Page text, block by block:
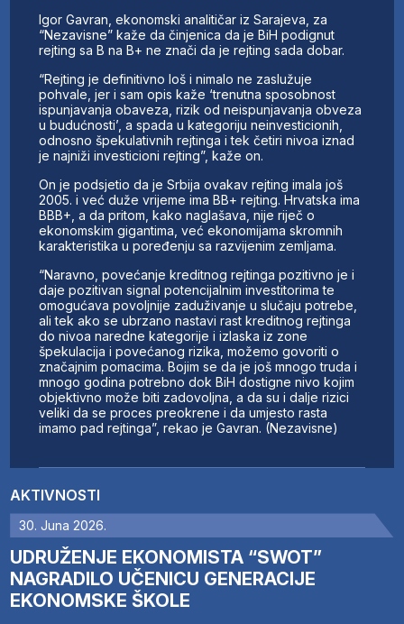
AKTIVNOSTI
30. Juna 2026.
UDRUŽENJE EKONOMISTA “SWOT”
NAGRADILO UČENICU GENERACIJE
EKONOMSKE ŠKOLE
Igor Gavran, ekonomski analitičar iz Sarajeva, za
“Nezavisne” kaže da činjenica da je BiH podignut
rejting sa B na B+ ne znači da je rejting sada dobar.
“Rejting je definitivno loš i nimalo ne zaslužuje
pohvale, jer i sam opis kaže ‘trenutna sposobnost
ispunjavanja obaveza, rizik od neispunjavanja obveza
u budućnosti’, a spada u kategoriju neinvesticionih,
odnosno špekulativnih rejtinga i tek četiri nivoa iznad
je najniži investicioni rejting”, kaže on.
On je podsjetio da je Srbija ovakav rejting imala još
2005. i već duže vrijeme ima BB+ rejting. Hrvatska ima
BBB+, a da pritom, kako naglašava, nije riječ o
ekonomskim gigantima, već ekonomijama skromnih
karakteristika u poređenju sa razvijenim zemljama.
“Naravno, povećanje kreditnog rejtinga pozitivno je i
daje pozitivan signal potencijalnim investitorima te
omogućava povoljnije zaduživanje u slučaju potrebe,
ali tek ako se ubrzano nastavi rast kreditnog rejtinga
do nivoa naredne kategorije i izlaska iz zone
špekulacija i povećanog rizika, možemo govoriti o
značajnim pomacima. Bojim se da je još mnogo truda i
mnogo godina potrebno dok BiH dostigne nivo kojim
objektivno može biti zadovoljna, a da su i dalje rizici
veliki da se proces preokrene i da umjesto rasta
imamo pad rejtinga”, rekao je Gavran. (Nezavisne)